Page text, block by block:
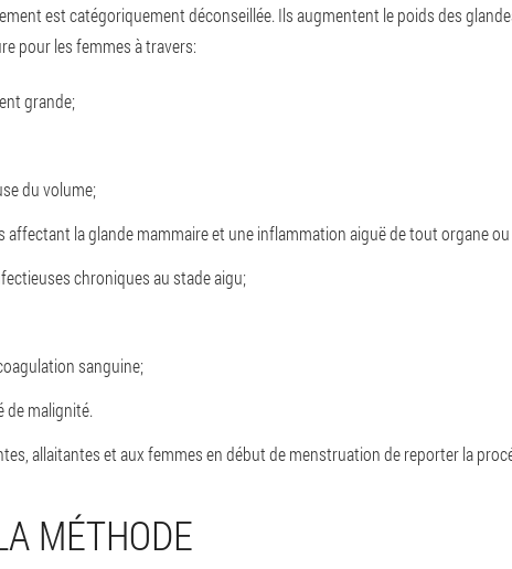
est catégoriquement déconseillée. Ils augmentent le poids des
pour les femmes à travers:
grande;
du volume;
la glande mammaire et une inflammation aiguë de tout organe
chroniques au stade aigu;
sanguine;
de malignité.
allaitantes et aux femmes en début de menstruation de reporter la
MÉTHODE